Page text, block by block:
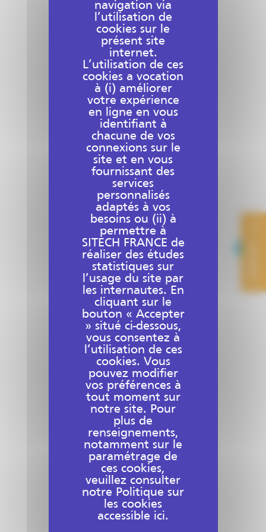
Solutions de conseil
Login to view prices
navigation via
l’utilisation de
cookies sur le
présent site
internet.
L’utilisation de ces
cookies a vocation
à (i) améliorer
votre expérience
en ligne en vous
identifiant à
chacune de vos
connexions sur le
site et en vous
fournissant des
services
personnalisés
adaptés à vos
besoins ou (ii) à
permettre à
SITECH FRANCE de
réaliser des études
statistiques sur
l’usage du site par
les internautes. En
cliquant sur le
bouton « Accepter
» situé ci-dessous,
vous consentez à
l’utilisation de ces
cookies. Vous
pouvez modifier
vos préférences à
tout moment sur
notre site. Pour
plus de
renseignements,
notamment sur le
paramétrage de
ces cookies,
veuillez consulter
notre Politique sur
les cookies
accessible ici.